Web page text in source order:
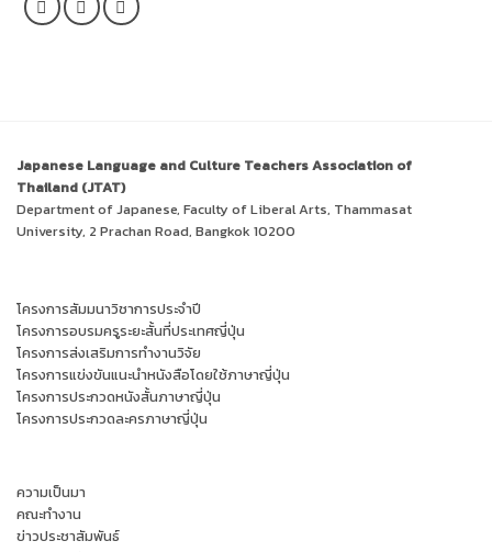
Japanese Language and Culture Teachers Association of
Thailand (JTAT)
Department of Japanese, Faculty of Liberal Arts, Thammasat
University, 2 Prachan Road, Bangkok 10200
โครงการสัมมนาวิชาการประจำปี
โครงการอบรมครูระยะสั้นที่ประเทศญี่ปุ่น
โครงการส่งเสริมการทำงานวิจัย
โครงการแข่งขันแนะนำหนังสือโดยใช้ภาษาญี่ปุ่น
โครงการประกวดหนังสั้นภาษาญี่ปุ่น
โครงการประกวดละครภาษาญี่ปุ่น
ความเป็นมา
คณะทำงาน
ข่าวประชาสัมพันธ์